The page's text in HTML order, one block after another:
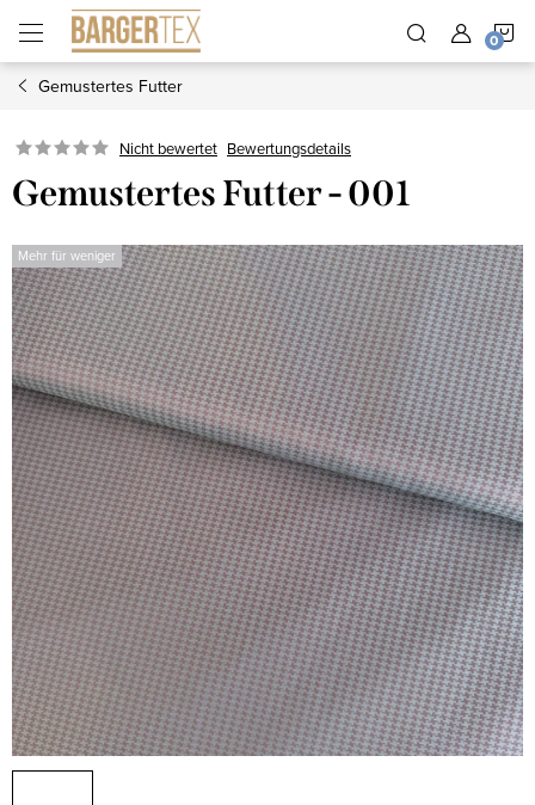
Inhalt
springen
Gemustertes Futter
Nicht bewertet Bewertungsdetails
Gemustertes Futter - 001
Mehr für weniger